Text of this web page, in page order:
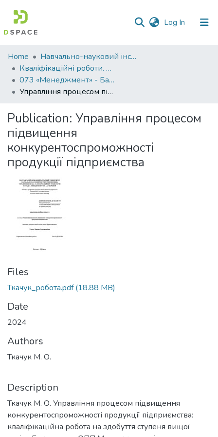
Log In (current)
Communities
&
Collections
All of DSpace
Statistics
Home
Навчально-науковий інститут економіки, управління, права та інформаційних технологій
Кваліфікаційні роботи. ННІ економіки, управління, права та ІТ
073 «Менеджмент» - Бакалаври 2023-2024
Управління процесом підвищення конкурентоспроможності продукції підприємства
Publication: Управління процесом
підвищення
конкурентоспроможності
продукції підприємства
Files
Ткачук_робота.pdf(18.88 MB)
Date
2024
Authors
Ткачук М. О.
Description
Ткачук М. О. Управління процесом підвищення
конкурентоспроможності продукції підприємства:
кваліфікаційна робота на здобуття ступеня вищої